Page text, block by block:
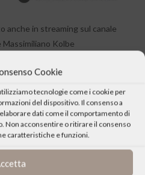
Cookie
tecnologie come i cookie per
del dispositivo. Il consenso a
dati come il comportamento di
Non acconsentire o ritirare il consenso
caratteristiche e funzioni.
anche in streaming sul canale
Kolbe
EVENTO